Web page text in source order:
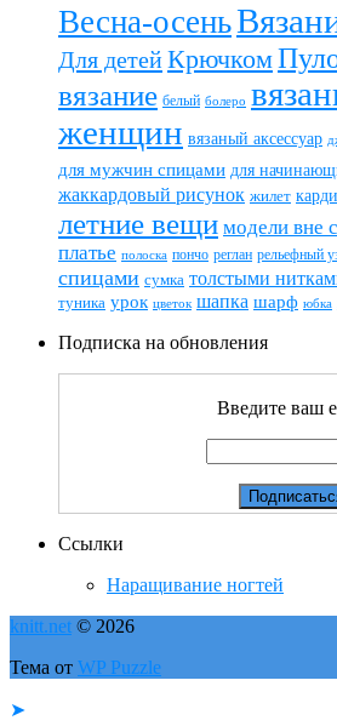
Весна-осень
Для детейКрючком
вязание белый болеро
женщин вязаный аксессуар
для мужчин спицами для
жаккардовый рисунок жилет
летние вещи модели вне
платье полоска пончо реглан рельефный
спицами сумка толстыми
туника урок цветок шапка шарф юбка
Подписка на обновления
Введите ваш
Ссылки
Наращивание ногтей
knitt.net © 2026
Тема от WP Puzzle
➤